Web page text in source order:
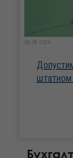
06.08.2026
штатном